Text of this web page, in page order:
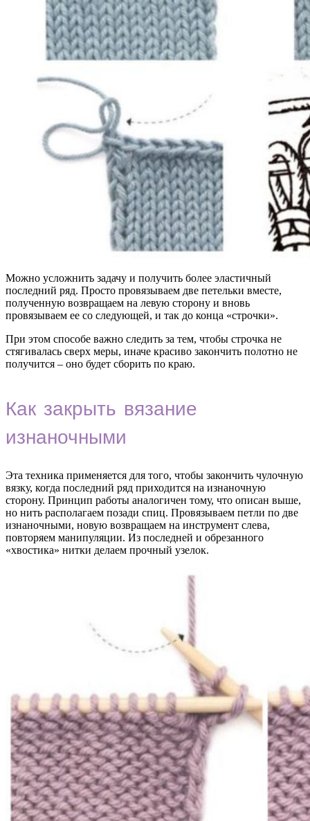
Можно усложнить задачу и получить более эластичный
последний ряд. Просто провязываем две петельки вместе,
полученную возвращаем на левую сторону и вновь
провязываем ее со следующей, и так до конца «строчки».
При этом способе важно следить за тем, чтобы строчка не
стягивалась сверх меры, иначе красиво закончить полотно не
получится – оно будет сборить по краю.
Как закрыть вязание
изнаночными
Эта техника применяется для того, чтобы закончить чулочную
вязку, когда последний ряд приходится на изнаночную
сторону. Принцип работы аналогичен тому, что описан выше,
но нить располагаем позади спиц. Провязываем петли по две
изнаночными, новую возвращаем на инструмент слева,
повторяем манипуляции. Из последней и обрезанного
«хвостика» нитки делаем прочный узелок.